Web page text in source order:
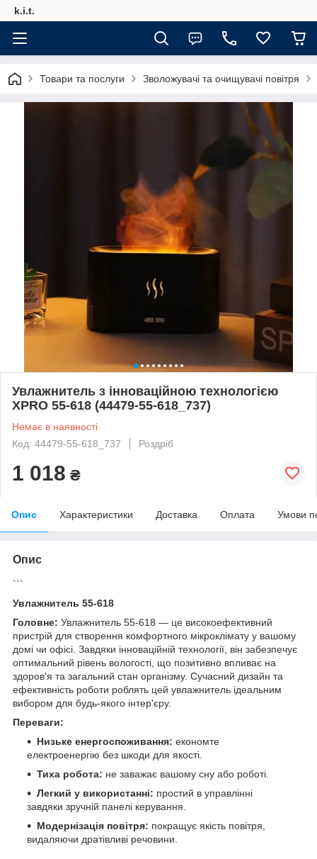
k.i.t.
Товари та послуги Зволожувачі та очищувачі повітря
Увлажнитель з інноваційною технологією
XPRO 55-618 (44479-55-618_737)
Немає в наявності
Код: 44479-55-618_737
Роздріб
1 018 ₴
Опис Характеристики Доставка Оплата Умови
Опис
```
Увлажнитель 55-618
Головне: Увлажнитель 55-618 — це високоефективний
пристрій для створення комфортного мікроклімату у вашому
домі чи офісі. Завдяки інноваційній технології, він забезпечує
оптимальний рівень вологості, що позитивно впливає на
здоров'я та загальний стан організму. Сучасний дизайн та
ефективність роботи роблять цей увлажнитель ідеальним
вибором для будь-якого інтер'єру.
Переваги:
Низьке енергоспоживання: економте
електроенергію без шкоди для якості.
Тиха робота: не заважає вашому сну або роботі.
Легкий у використанні: простий в управлінні
завдяки зручній панелі керування.
Модернізація повітря: покращує якість повітря,
видаляючи дратівливі речовини.